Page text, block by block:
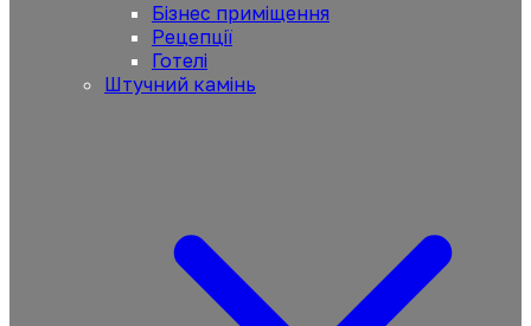
Бізнес приміщення
Рецепції
Готелі
Штучний камінь